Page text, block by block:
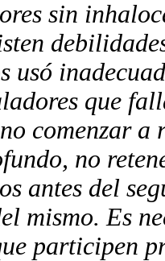
sin
usó
que
comenzar a
no
antes del
mismo. Es
participen